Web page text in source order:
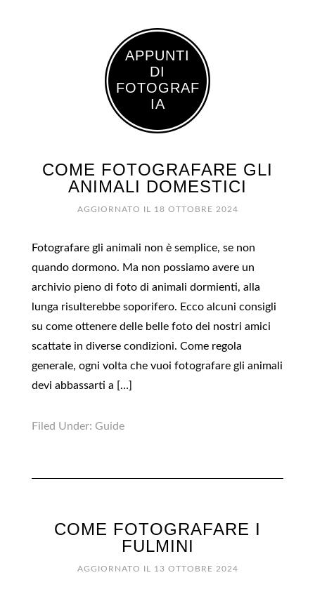
APPUNTI
DI
FOTOGRAF
IA
COME FOTOGRAFARE GLI
ANIMALI DOMESTICI
AGGIORNATO IL 18 OTTOBRE 2024
Fotografare gli animali non è semplice, se non
quando dormono. Ma non possiamo avere un
archivio pieno di foto di animali dormienti, alla
lunga risulterebbe soporifero. Ecco alcuni consigli
su come ottenere delle belle foto dei nostri amici
scattate in diverse condizioni. Come regola
generale, ogni volta che vuoi fotografare gli animali
devi abbassarti a […]
Filed Under: Guide
COME FOTOGRAFARE I
FULMINI
AGGIORNATO IL 13 OTTOBRE 2024